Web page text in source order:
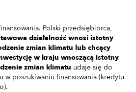
Polski przedsiębiorca,
działalność wnosi istotny
zmian klimatu lub chcący
w kraju wnoszącą istotny
zmian klimatu udaje się do
w poszukiwaniu finansowania (kredytu